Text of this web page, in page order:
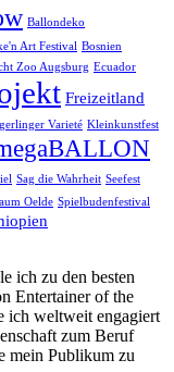
Ballondeko
Art Festival Bosnien
Zoo Augsburg Ecuador
Freizeitland
Varieté Kleinkunstfest
Sag die Wahrheit Seefest
Oelde Spielbudenfestival
ich zu den besten
Entertainer of the
ich weltweit engagiert
zum Beruf
mein Publikum zu